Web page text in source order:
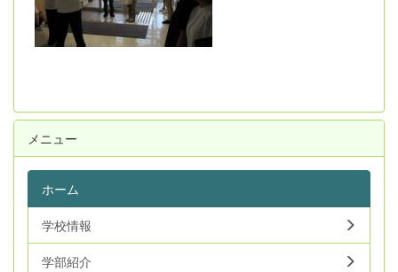
メニュー
ホーム
学校情報
学部紹介